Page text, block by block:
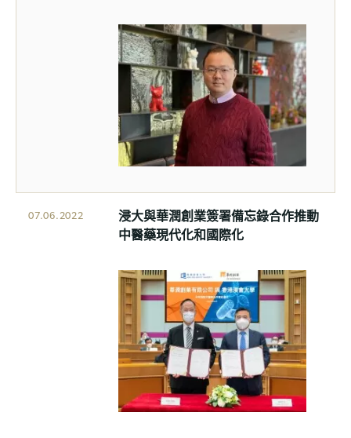
07.06.2022
浸大與華潤創業簽署備忘錄合作推動
中醫藥現代化和國際化